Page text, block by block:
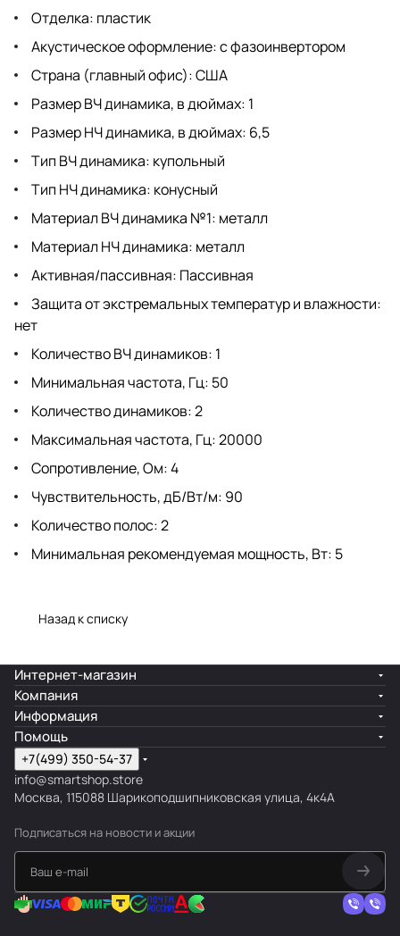
Отделка: пластик
Акустическое оформление: с фазоинвертором
Страна (главный офис): США
Размер ВЧ динамика, в дюймах: 1
Размер НЧ динамика, в дюймах: 6,5
Тип ВЧ динамика: купольный
Тип НЧ динамика: конусный
Материал ВЧ динамика №1: металл
Материал НЧ динамика: металл
Активная/пассивная: Пассивная
Защита от экстремальных температур и влажности:
нет
Количество ВЧ динамиков: 1
Минимальная частота, Гц: 50
Количество динамиков: 2
Максимальная частота, Гц: 20000
Сопротивление, Ом: 4
Чувствительность, дБ/Вт/м: 90
Количество полос: 2
Минимальная рекомендуемая мощность, Вт: 5
Назад к списку
Интернет-магазин
Компания
Информация
Помощь
+7(499) 350-54-37
info@smartshop.store
Москва, 115088 Шарикоподшипниковская улица, 4к4А
Подписаться на новости и акции